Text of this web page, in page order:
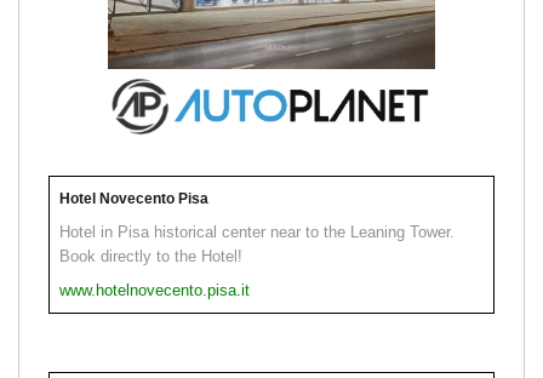
Hotel Novecento Pisa
Hotel in Pisa historical center near to the Leaning Tower.
Book directly to the Hotel!
www.hotelnovecento.pisa.it